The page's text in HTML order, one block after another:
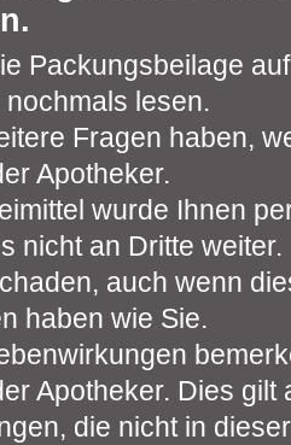
Packungsbeilage
lesen.
Fragen haben,
Apotheker.
wurde Ihnen
nicht an Dritte
auch wenn
haben wie Sie.
Apotheker. Dies gilt
die nicht in